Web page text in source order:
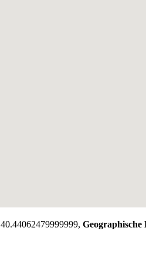
40.44062479999999, Geographische